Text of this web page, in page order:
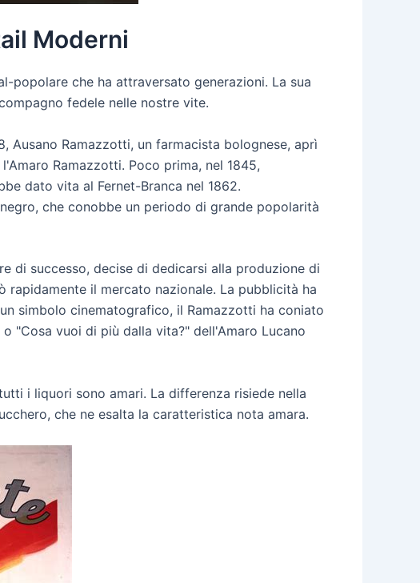
Moderni
popolare che ha attraversato generazioni. La sua
fedele nelle nostre vite.
Ausano Ramazzotti, un farmacista bolognese, aprì
Ramazzotti. Poco prima, nel 1845,
dato vita al Fernet-Branca nel 1862.
che conobbe un periodo di grande popolarità
di successo, decise di dedicarsi alla produzione di
rapidamente il mercato nazionale. La pubblicità ha
simbolo cinematografico, il Ramazzotti ha coniato
"Cosa vuoi di più dalla vita?" dell'Amaro Lucano
i liquori sono amari. La differenza risiede nella
che ne esalta la caratteristica nota amara.